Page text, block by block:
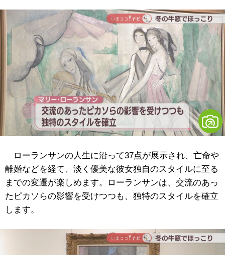
ローランサンの人生に沿って37点が展示され、亡命や
離婚などを経て、淡く優美な彼女独自のスタイルに至る
までの変遷が楽しめます。ローランサンは、交流のあっ
たピカソらの影響を受けつつも、独特のスタイルを確立
します。